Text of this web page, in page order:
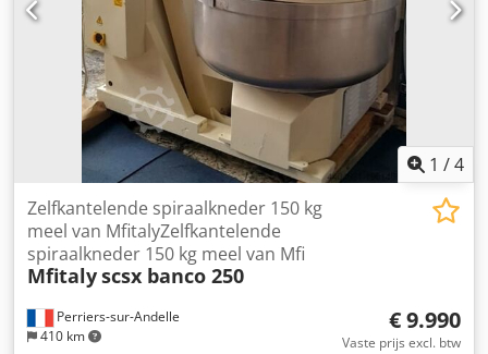
1 /4
Perriers-sur-Andelle
410 km
Zelfkantelende spiraalkneder 150 kg
meel van MfitalyZelfkantelende
spiraalkneder 150 kg meel van Mfi
Mfitalyscsx banco 250
€ 9.990
Vaste prijs excl. btw